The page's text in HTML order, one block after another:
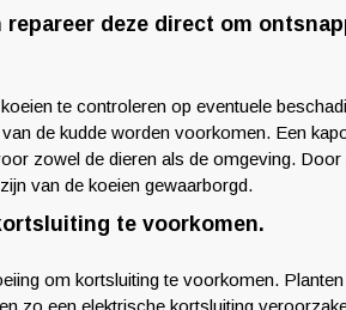
deze direct om
te controleren op eventuele
de kudde worden voorkomen. Een
zowel de dieren als de omgeving.
van de koeien gewaarborgd.
te voorkomen.
om kortsluiting te voorkomen.
zo een elektrische kortsluiting